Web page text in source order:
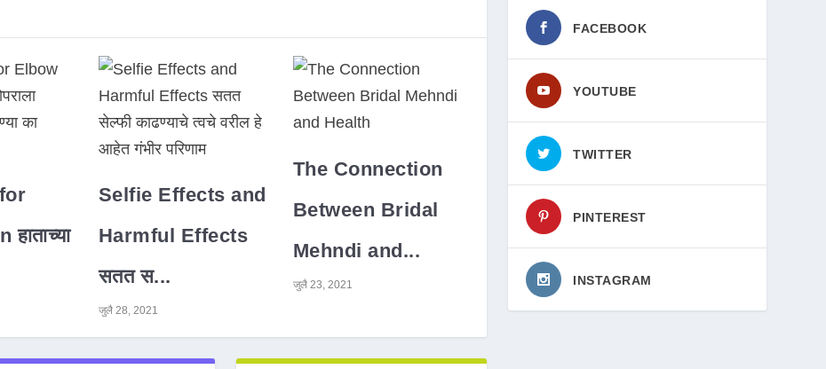
Selfie Effects and
Harmful Effects
सतत स...
जुलै 28, 2021
The Connection
Between Bridal
Mehndi and...
जुलै 23, 2021
FACEBOOK
YOUTUBE
TWITTER
PINTEREST
INSTAGRAM